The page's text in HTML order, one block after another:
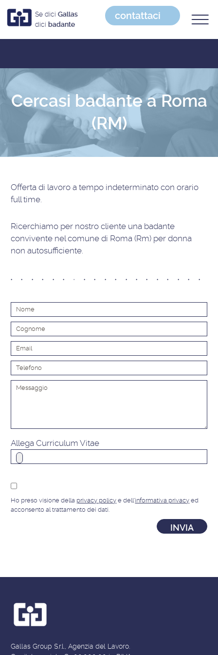
Se dici Gallas
dici badante
contattaci
Cercasi badante a Roma
(RM)
Offerta di lavoroa tempo indeterminato con orario
full time
Ricerchiamo per nostro cliente una badante
convivente nel comune di Roma (Rm) per donna
non autosufficiente.
Allega Curriculum Vitae
Ho preso visione della privacy policy e dell'informativa privacy ed
acconsento al trattamento dei dati.
Gallas Group S.r.l., Agenzia del Lavoro.